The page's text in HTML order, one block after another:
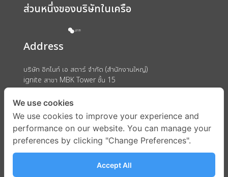
ส่วนหนึ่งของบริษัทในเครือ
Address
บริษัท อิกไนท์ เอ สตาร์ จำกัด (สำนักงานใหญ่)
ignite สาขา MBK Tower ชั้น 15
ถนนพญาไท แขวงวังใหม่ เขตปทุมวัน กรุงเทพมหานคร 10330
We use cookies
We use cookies to improve your experience and
performance on our website. You can manage your
preferences by clicking "Change Preferences".
Accept All